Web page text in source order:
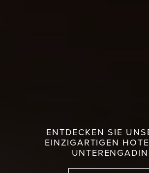
ENTDECKEN SIE
EINZIGARTIGEN
UNTERENGADIN